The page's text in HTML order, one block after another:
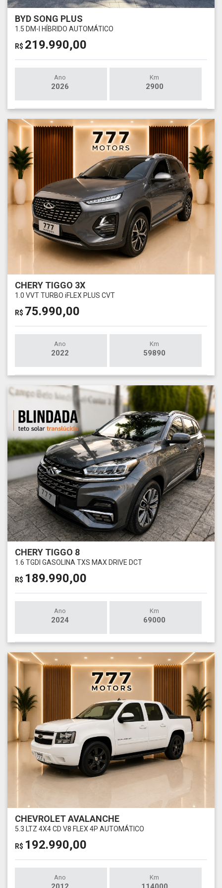
BYD SONG PLUS
1.5 DM-I HÍBRIDO AUTOMÁTICO
R$ 219.990,00
Ano
2026
Km
2900
CHERY TIGGO 3X
1.0 VVT TURBO iFLEX PLUS CVT
R$ 75.990,00
Ano
2022
Km
59890
CHERY TIGGO 8
1.6 TGDI GASOLINA TXS MAX DRIVE DCT
R$ 189.990,00
Ano
2024
Km
69000
CHEVROLET AVALANCHE
5.3 LTZ 4X4 CD V8 FLEX 4P AUTOMÁTICO
R$ 192.990,00
Ano Km